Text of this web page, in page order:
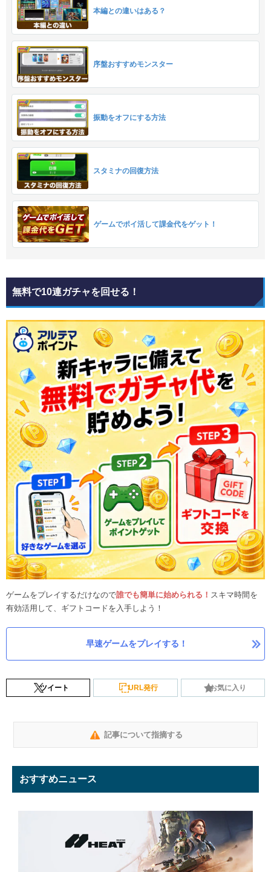
本編との違いはある？
序盤おすすめモンスター
振動をオフにする方法
スタミナの回復方法
ゲームでポイ活して課金代をゲット！
無料で10連ガチャを回せる！
ゲームをプレイするだけなので誰でも簡単に始められる！ スキマ時間を
有効活用して、ギフトコードを入手しよう！
早速ゲームをプレイする！
ツイート URL発行 お気に入り
記事について指摘する
おすすめニュース